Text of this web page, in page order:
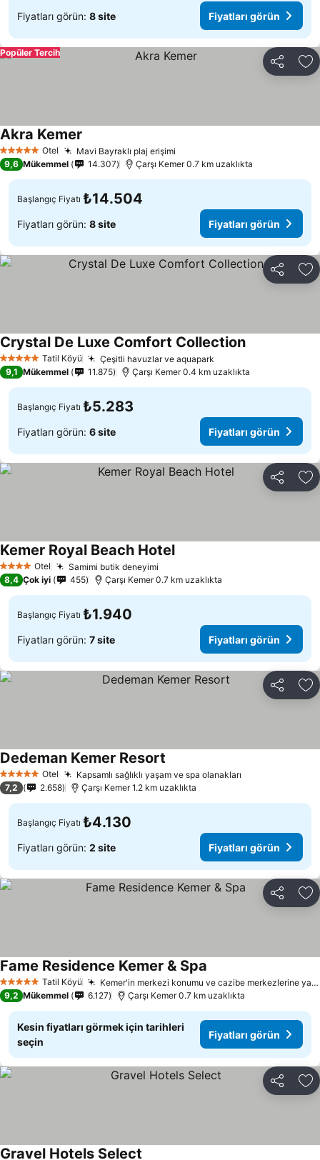
Fiyatları görün: 8 site Fiyatları görün
Paylaş
Popüler Tercih
5 Yıldız Otel Mavi Bayraklı plaj erişimi
Akra Kemer
9,6 Mükemmel 14.307 Çarşı Kemer 0.7 km uzaklıkta
Başlangıç Fiyatı ₺14.504
Fiyatları görün: 8 site Fiyatları görün
Paylaş
5 Yıldız Tatil Köyü Çeşitli havuzlar ve aquapark
Crystal De Luxe Comfort CollectionFiyatları
9,1 Mükemmel 11.875 Çarşı Kemer 0.4 km uzaklıkta
Başlangıç Fiyatı ₺5.283
Fiyatları görün: 6 site Fiyatları görün
Paylaş
4 Yıldız Otel Samimi butik deneyimi
Kemer Royal Beach HotelFiyatları görün
8,4 Çok iyi 455 Çarşı Kemer 0.7 km uzaklıkta
Başlangıç Fiyatı ₺1.940
Fiyatları görün: 7 site Fiyatları görün
Paylaş
5 Yıldız Otel Kapsamlı sağlıklı yaşam ve spa olanakları
Dedeman Kemer Resort
7,2 2.658 Çarşı Kemer 1.2 km uzaklıkta
Başlangıç Fiyatı ₺4.130
Fiyatları görün: 2 site Fiyatları görün
Paylaş
5 Yıldız Tatil Köyü Kemer'in merkezi konumu ve cazibe merkezlerine yakınlık
Fame Residence Kemer & Spa
9,2 Mükemmel 6.127 Çarşı Kemer 0.7 km uzaklıkta
Kesin fiyatları görmek için tarihleri
seçin
Fiyatları görün
Paylaş
Gravel Hotels Select